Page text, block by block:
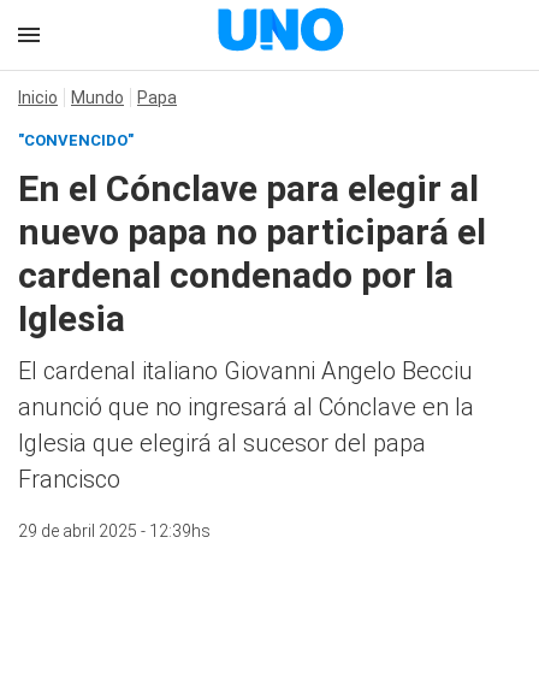
Inicio Mundo Papa
"CONVENCIDO"
En el Cónclave para elegir al
nuevo papa no participará el
cardenal condenado por la
Iglesia
El cardenal italiano Giovanni Angelo Becciu
anunció que no ingresará al Cónclave en la
Iglesia que elegirá al sucesor del papa
Francisco
29 de abril 2025 - 12:39hs